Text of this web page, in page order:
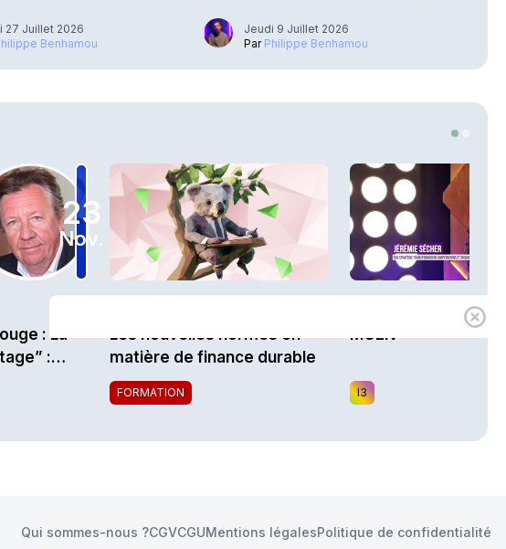
27 Juillet 2026
Benhamou
Jeudi 9 Juillet 2026
Par Philippe Benhamou
23
Nov.
: La
:
Les nouvelles normes en
matière de finance durable
FORMATION
MGEN
I3
Qui sommes-nous ?CGVCGUMentions légalesPolitique de confidentialité